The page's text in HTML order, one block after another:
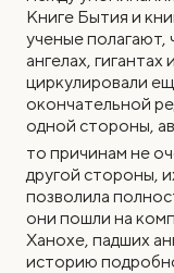
Книге Бытия и
ученые полагают,
ангелах,
циркулировали
окончательной
одной стороны,
то причинам не
другой стороны,
позволила
они пошли на
Ханохе, падших
историю